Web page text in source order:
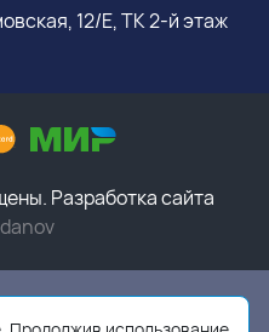
12/Е, ТК 2-й этаж
Разработка сайта
носит исключительно
ни при каких условиях